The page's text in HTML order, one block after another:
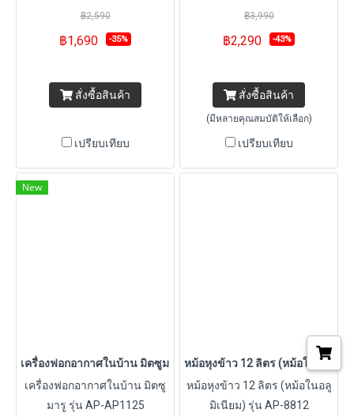
฿2,590
฿1,690 -35%
สั่งซื้อสินค้า
เปรียบเทียบ
฿3,990
฿2,290 -43%
สั่งซื้อสินค้า
(มีหลายคุณสมบัติให้เลือก)
เปรียบเทียบ
New
เครื่องฟอกอากาศในบ้าน มิตซูมารู รุ่น AP-AP1125
เครื่องฟอกอากาศในบ้าน มิตซู
มารู รุ่น AP-AP1125
หม้อหุงข้าว 12 ลิตร (หม้อในอลูมิเนี
หม้อหุงข้าว 12 ลิตร (หม้อในอลู
มิเนียม) รุ่น AP-8812